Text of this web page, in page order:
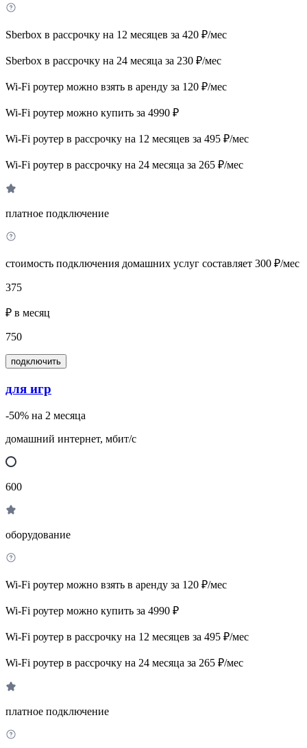
Sberbox в рассрочку на 12 месяцев за 420 ₽/мес
Sberbox в рассрочку на 24 месяца за 230 ₽/мес
Wi-Fi роутер можно взять в аренду за 120 ₽/мес
Wi-Fi роутер можно купить за 4990 ₽
Wi-Fi роутер в рассрочку на 12 месяцев за 495 ₽/мес
Wi-Fi роутер в рассрочку на 24 месяца за 265 ₽/мес
платное подключение
стоимость подключения домашних услуг составляет 300 ₽/мес
375
₽ в месяц
750
подключить
для игр
-50% на 2 месяца
домашний интернет, мбит/с
600
оборудование
Wi-Fi роутер можно взять в аренду за 120 ₽/мес
Wi-Fi роутер можно купить за 4990 ₽
Wi-Fi роутер в рассрочку на 12 месяцев за 495 ₽/мес
Wi-Fi роутер в рассрочку на 24 месяца за 265 ₽/мес
платное подключение